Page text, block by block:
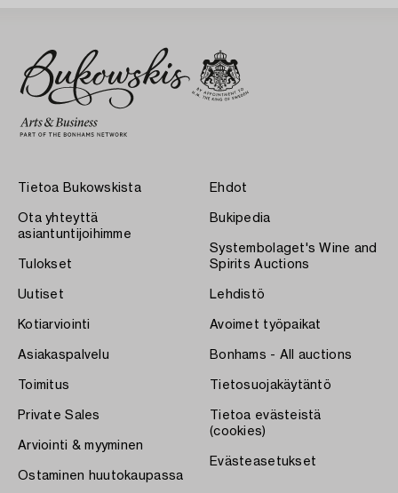
Tietoa Bukowskista
Ota yhteyttä
asiantuntijoihimme
Tulokset
Uutiset
Kotiarviointi
Asiakaspalvelu
Toimitus
Private Sales
Arviointi & myyminen
Ostaminen huutokaupassa
Ehdot
Bukipedia
Systembolaget's Wine and
Spirits Auctions
Lehdistö
Avoimet työpaikat
Bonhams - All auctions
Tietosuojakäytäntö
Tietoa evästeistä
(cookies)
Evästeasetukset